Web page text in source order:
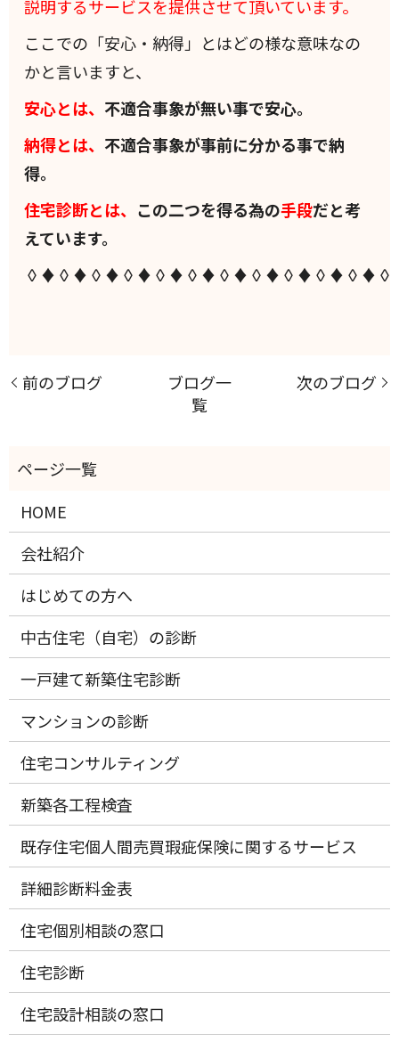
説明するサービスを提供させて頂いています。
ここでの「安心・納得」とはどの様な意味なの
かと言いますと、
安心とは、 不適合事象が無い事で安心。
納得とは、 不適合事象が事前に分かる事で納
得。
住宅診断とは、 この二つを得る為の手段だと考
えています。
前のブログ
ブログ一
覧
次のブログ
HOME
会社紹介
はじめての方へ
中古住宅（自宅）の診断
一戸建て新築住宅診断
マンションの診断
住宅コンサルティング
新築各工程検査
既存住宅個人間売買瑕疵保険に関するサービス
詳細診断料金表
住宅個別相談の窓口
住宅診断
住宅設計相談の窓口